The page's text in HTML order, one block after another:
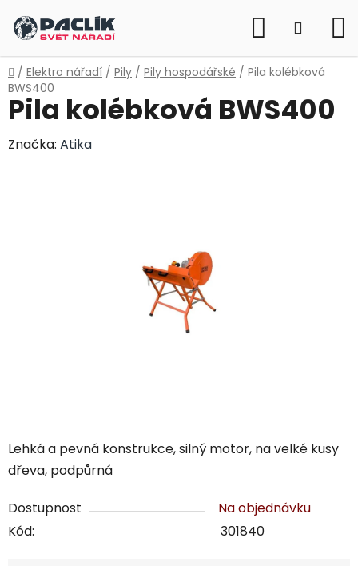
na
obsah
Hledat
KOŠÍK
Domů
/ Elektro nářadí / Pily / Pily hospodářské / Pila kolébková
BWS400
Lehká a pevná konstrukce, silný motor, na velké kusy
dřeva, podpůrná
Dostupnost
Na objednávku
Kód:
301840
Pila kolébková BWS400
Značka: Atika